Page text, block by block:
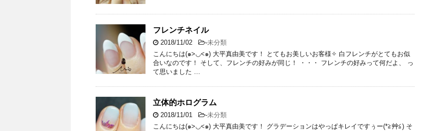
フレンチネイル
2018/11/02 -未分類
こんにちは(๑>◡<๑) 大平真由美です！ とてもお美しいお客様✧ 白フレンチがとてもお似
合いなのです！ そして、フレンチの好みが同じ！ ・・・ フレンチの好みって何だよ、 っ
て思いました …
立体的ホログラム
2018/11/01 -未分類
こんにちは(๑>◡<๑) 大平真由美です！ グラデーションはやっぱキレイですぅー(*≧艸≦) そ